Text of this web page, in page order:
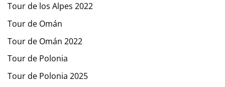
Tour de los Alpes 2022
Tour de Omán
Tour de Omán 2022
Tour de Polonia
Tour de Polonia 2025